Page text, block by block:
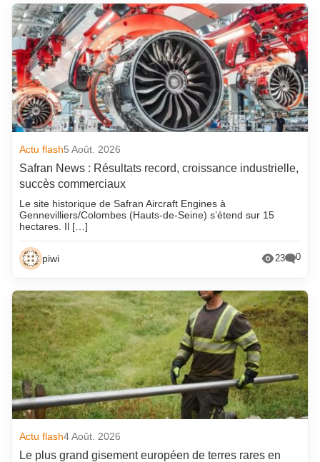
Actu flash5 Août. 2026
Safran News : Résultats record, croissance industrielle,
succès commerciaux
Le site historique de Safran Aircraft Engines à
Gennevilliers/Colombes (Hauts-de-Seine) s’étend sur 15
hectares. Il […]
piwi 23 0
Actu flash4 Août. 2026
Le plus grand gisement européen de terres rares en